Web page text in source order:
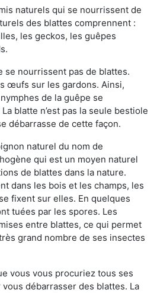
naturels qui se nourrissent de
des blattes comprennent :
les geckos, les guêpes
se nourrissent pas de blattes.
œufs sur les gardons. Ainsi,
de la guêpe se
blatte n’est pas la seule bestiole
débarrasse de cette façon.
naturel du nom de
qui est un moyen naturel
de blattes dans la nature.
dans les bois et les champs, les
fixent sur elles. En quelques
tuées par les spores. Les
entre blattes, ce qui permet
grand nombre de ses insectes
vous vous procuriez tous ses
débarrasser des blattes. La